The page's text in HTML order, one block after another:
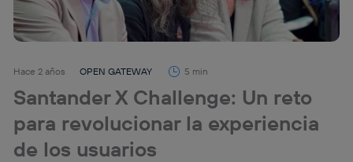
Hace 2 años OPEN GATEWAY 5 min
Santander X Challenge: Un reto
para revolucionar la experiencia
de los usuarios